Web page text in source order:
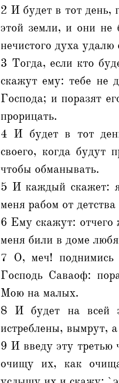
2 И будет в тот день,
этой земли, и они не
нечистого духа удалю
3 Тогда, если кто
скажут ему: тебе не
Господа; и поразят
прорицать.
4 И будет в тот
своего, когда будут
чтобы обманывать.
5 И каждый скажет: я
меня рабом от детства
6 Ему скажут: отчего
меня били в доме
7 О, меч! поднимись
Господь Саваоф:
Мою на малых.
8 И будет на всей
истреблены, вымрут,
9 И введу эту третью
очищу их, как